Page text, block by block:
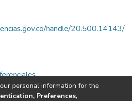
handle/20.500.14143/
personal information for the
Preferences,